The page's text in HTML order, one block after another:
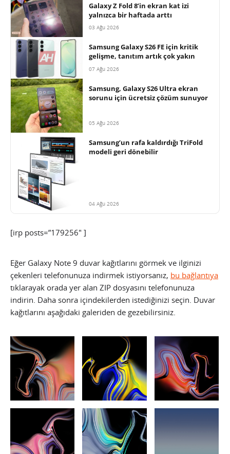
Galaxy Z Fold 8’in ekran kat izi
yalnızca bir haftada arttı
03 Ağu 2026
Samsung Galaxy S26 FE için kritik
gelişme, tanıtım artık çok yakın
07 Ağu 2026
Samsung, Galaxy S26 Ultra ekran
sorunu için ücretsiz çözüm sunuyor
05 Ağu 2026
Samsung’un rafa kaldırdığı TriFold
modeli geri dönebilir
04 Ağu 2026
[irp posts=”179256″ ]
Eğer Galaxy Note 9 duvar kağıtlarını görmek ve ilginizi
çekenleri telefonunuza indirmek istiyorsanız, bu bağlantıya
tıklarayak orada yer alan ZIP dosyasını telefonunuza
indirin. Daha sonra içindekilerden istediğinizi seçin. Duvar
kağıtlarını aşağıdaki galeriden de gezebilirsiniz.